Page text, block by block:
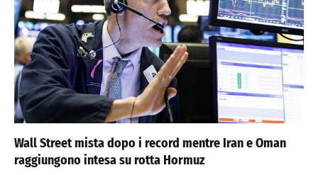
Wall Street mista dopo i record mentre Iran e Oman
raggiungono intesa su rotta Hormuz